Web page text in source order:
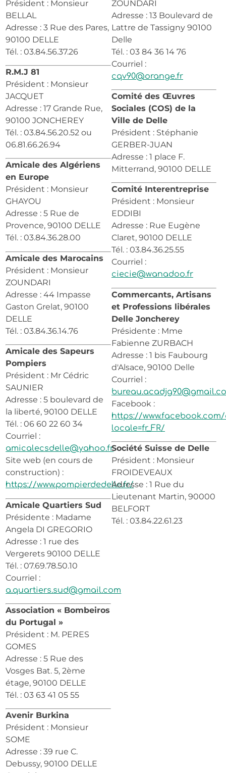
Président : Monsieur
BELLAL
Adresse : 3 Rue des Pares,
90100 DELLE
Tél. : 03.84.56.37.26
R.M.J 81
Président : Monsieur
JACQUET
Adresse : 17 Grande Rue,
90100 JONCHEREY
Tél. : 03.84.56.20.52 ou
06.81.66.26.94
Amicale des Algériens
en Europe
Président : Monsieur
GHAYOU
Adresse : 5 Rue de
Provence, 90100 DELLE
Tél. : 03.84.36.28.00
Amicale des Marocains
Président : Monsieur
ZOUNDARI
Adresse : 44 Impasse
Gaston Grelat, 90100
DELLE
Tél. : 03.84.36.14.76
Amicale des Sapeurs
Pompiers
Président : Mr Cédric
SAUNIER
Adresse : 5 boulevard de
la liberté, 90100 DELLE
Tél. : 06 60 22 60 34
Courriel :
amicalecsdelle@yahoo.fr
Site web (en cours de
construction) :
https://www.pompierdedelle.fr/
Amicale Quartiers Sud
Présidente : Madame
Angela DI GREGORIO
Adresse : 1 rue des
Vergerets 90100 DELLE
Tél. : 07.69.78.50.10
Courriel :
a.quartiers.sud@gmail.com
Association « Bombeiros
du Portugal »
Président : M. PERES
GOMES
Adresse : 5 Rue des
Vosges Bat. 5, 2ème
étage, 90100 DELLE
Tél. : 03 63 41 05 55
Avenir Burkina
Président : Monsieur
SOME
Adresse : 39 rue C.
Debussy, 90100 DELLE
ZOUNDARI
Adresse : 13 Boulevard de
Lattre de Tassigny 90100
Delle
Tél. : 03 84 36 14 76
Courriel :
cqv90@orange.fr
Comité des Œuvres
Sociales (COS) de la
Ville de Delle
Président : Stéphanie
GERBER-JUAN
Adresse : 1 place F.
Mitterrand, 90100 DELLE
Comité Interentreprise
Président : Monsieur
EDDIBI
Adresse : Rue Eugène
Claret, 90100 DELLE
Tél. : 03.84.36.25.55
Courriel :
ciecie@wanadoo.fr
Commercants, Artisans
et Professions libérales
Delle Joncherey
Présidente : Mme
Fabienne ZURBACH
Adresse : 1 bis Faubourg
d'Alsace, 90100 Delle
Courriel :
Facebook :
https://
locale=fr_FR/
Société Suisse de Delle
Président : Monsieur
FROIDEVEAUX
Adresse : 1 Rue du
Lieutenant Martin, 90000
BELFORT
Tél. : 03.84.22.61.23